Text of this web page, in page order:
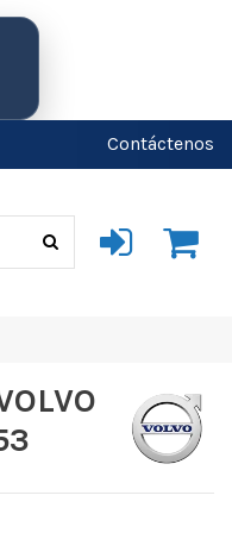
Contáctenos